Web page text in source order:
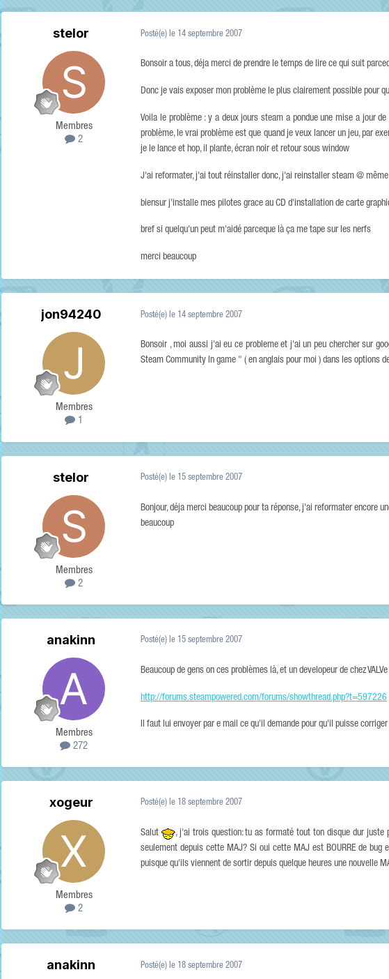
stelor
Membres
2
Posté(e) le 14 septembre 2007
Bonsoir a tous, déja merci de prendre le temps de lire ce qui suit
Donc je vais exposer mon problème le plus clairement possible pour
Voila le problème : y a deux jours steam a pondue une mise a jour
problème, le vrai problème est que quand je veux lancer un jeu, par
je le lance et hop, il plante, écran noir et retour sous window
J'ai reformater, j'ai tout réinstaller donc, j'ai reinstaller steam @
biensur j'installe mes pilotes grace au CD d'installation de carte
bref si quelqu'un peut m'aidé parceque là ça me tape sur les nerfs
merci beaucoup
jon94240
Membres
1
Posté(e) le 14 septembre 2007
Bonsoir , moi aussi j'ai eu ce probleme et j'ai un peu chercher sur
Steam Community In game " ( en anglais pour moi ) dans les options
stelor
Membres
2
Posté(e) le 15 septembre 2007
Bonjour, déja merci beaucoup pour ta réponse, j'ai reformater
beaucoup
anakinn
Membres
272
Posté(e) le 15 septembre 2007
Beaucoup de gens on ces problèmes là, et un developeur de chez
http://forums.steampowered.com/forums/showthread.php?t=597226
Il faut lui envoyer par e mail ce qu'il demande pour qu'il puisse
xogeur
Membres
2
Posté(e) le 18 septembre 2007
Salut
, j'ai trois question: tu as formaté tout ton disque dur juste
seulement depuis cette MAJ? Si oui cette MAJ est BOURRE de
puisque qu'ils viennent de sortir depuis quelque heures une nouvelle
anakinn Posté(e) le 18 septembre 2007